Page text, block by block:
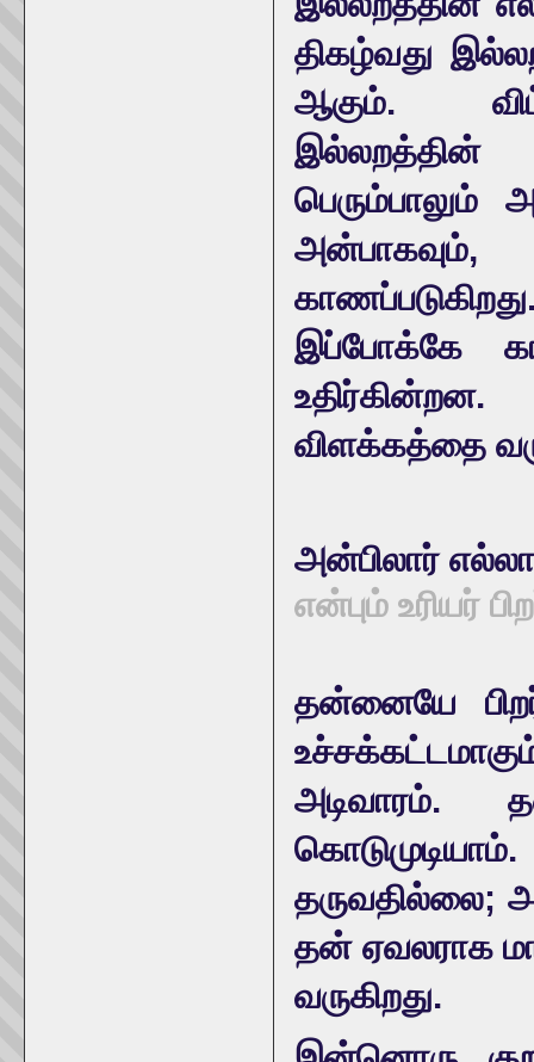
திகழ்வது
ஆகும்.
இல்லறத்தின்
அன்பாகவும்,
இப்போக்கே
விளக்கத்தை
அன்பிலார்
என்பும் உரியர்
தன்னையே
அடிவாரம்.
தருவதில்லை;
தன் ஏவலராக
வருகிறது.